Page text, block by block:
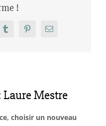
!
TumblrPinterestEmail
Laure Mestre
choisir un nouveau